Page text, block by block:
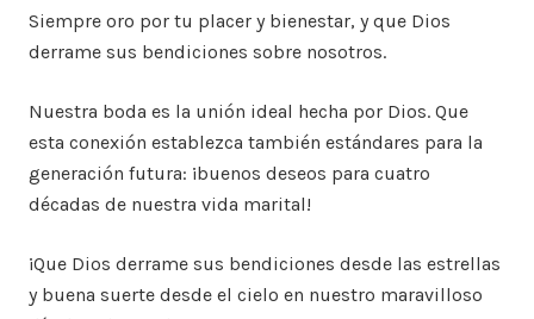
Siempre oro por tu placer y bienestar, y que Dios
derrame sus bendiciones sobre nosotros.
Nuestra boda es la unión ideal hecha por Dios. Que
esta conexión establezca también estándares para la
generación futura: ¡buenos deseos para cuatro
décadas de nuestra vida marital!
¡Que Dios derrame sus bendiciones desde las estrellas
y buena suerte desde el cielo en nuestro maravilloso